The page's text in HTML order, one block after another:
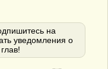
на
уведомления о